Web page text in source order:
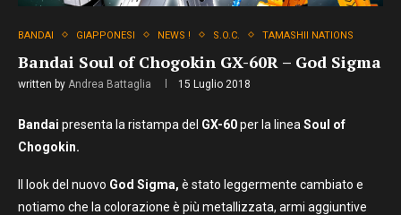
BANDAI GIAPPONESI NEWS ! S.O.C. TAMASHII NATIONS
Bandai Soul of Chogokin GX-60R – God Sigma
written by Andrea Battaglia 15 Luglio 2018
Bandai presenta la ristampa del GX-60per la linea Soul of
Chogokin.
Il look del nuovo God Sigma, è stato leggermente cambiato e
notiamo che la colorazione è più metallizzata, armi aggiuntive